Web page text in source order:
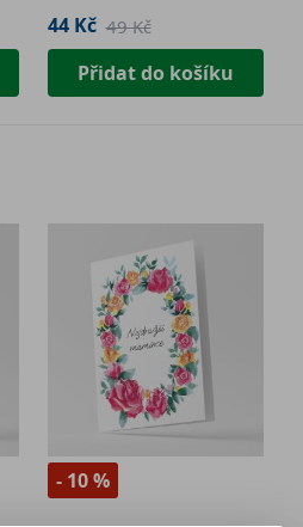
44 Kč 49 Kč
Přidat do košíku
- 10 %